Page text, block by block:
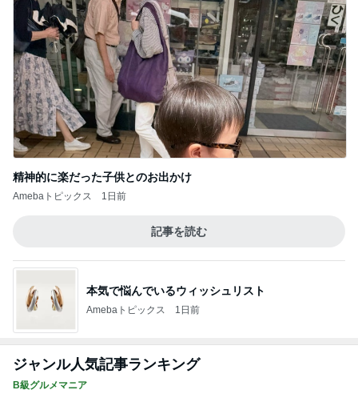
精神的に楽だった子供とのお出かけ
Amebaトピックス 1日前
記事を読む
本気で悩んでいるウィッシュリスト
Amebaトピックス 1日前
ジャンル人気記事ランキング
B級グルメマニア